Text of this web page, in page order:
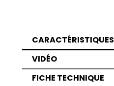
CARACTÉRISTIQUES
VIDÉO
FICHE TECHNIQUE